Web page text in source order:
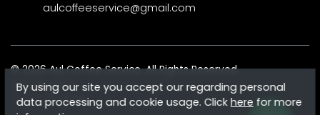
aulcoffeeservice@gmail.com
© 2026 Aul Coffee Service. All Rights Reserved.
Privacy policy
Terms of Usage
By using our site you accept our regarding personal
data processing and cookie usage. Click here for more